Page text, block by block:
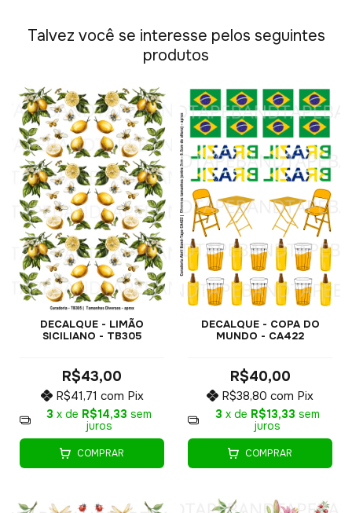
Talvez você se interesse pelos seguintes
produtos
DECALQUE - LIMÃO
SICILIANO - TB305
R$43,00
R$41,71 com Pix
3 x de R$14,33 sem
juros
COMPRAR
DECALQUE - COPA DO
MUNDO - CA422
R$40,00
R$38,80 com Pix
3 x de R$13,33 sem
juros
COMPRAR